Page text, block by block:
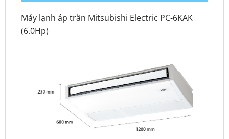
Máy lạnh áp trần Mitsubishi Electric PC-6KAK
(6.0Hp)